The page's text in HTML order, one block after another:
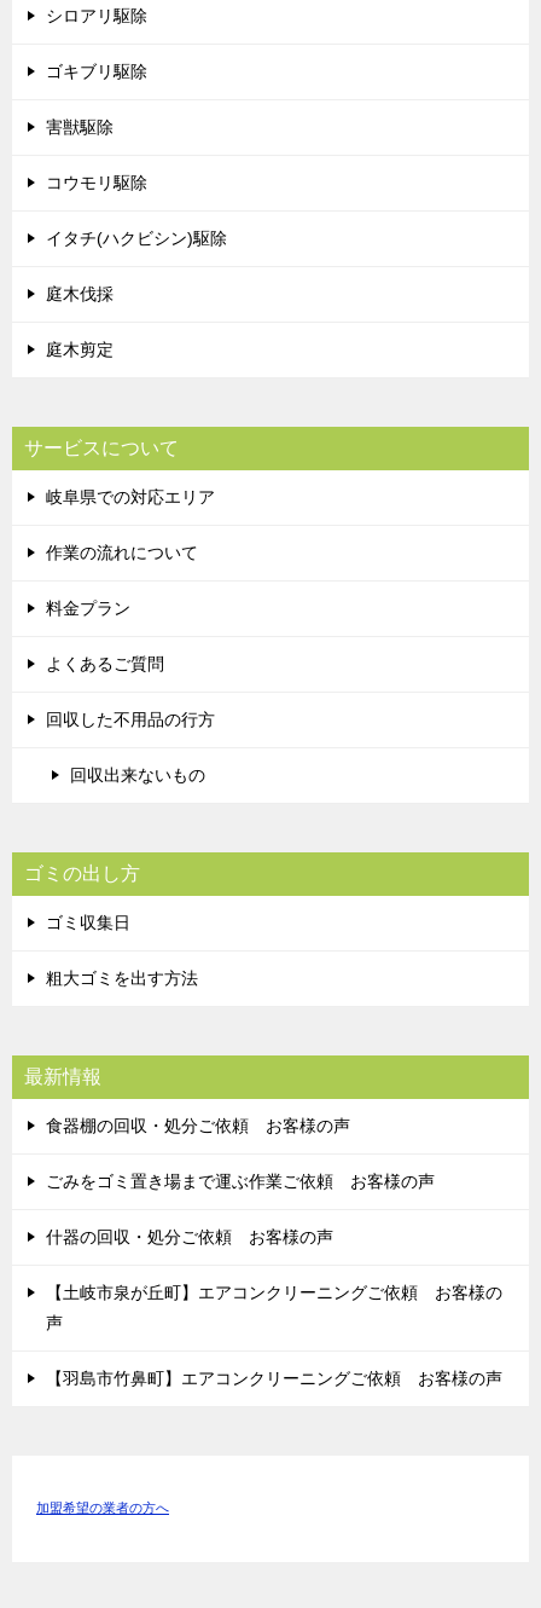
シロアリ駆除
ゴキブリ駆除
害獣駆除
コウモリ駆除
イタチ(ハクビシン)駆除
庭木伐採
庭木剪定
サービスについて
岐阜県での対応エリア
作業の流れについて
料金プラン
よくあるご質問
回収した不用品の行方
回収出来ないもの
ゴミの出し方
ゴミ収集日
粗大ゴミを出す方法
最新情報
食器棚の回収・処分ご依頼 お客様の声
ごみをゴミ置き場まで運ぶ作業ご依頼 お客様の声
什器の回収・処分ご依頼 お客様の声
【土岐市泉が丘町】エアコンクリーニングご依頼 お客様の
声
【羽島市竹鼻町】エアコンクリーニングご依頼 お客様の声
加盟希望の業者の方へ